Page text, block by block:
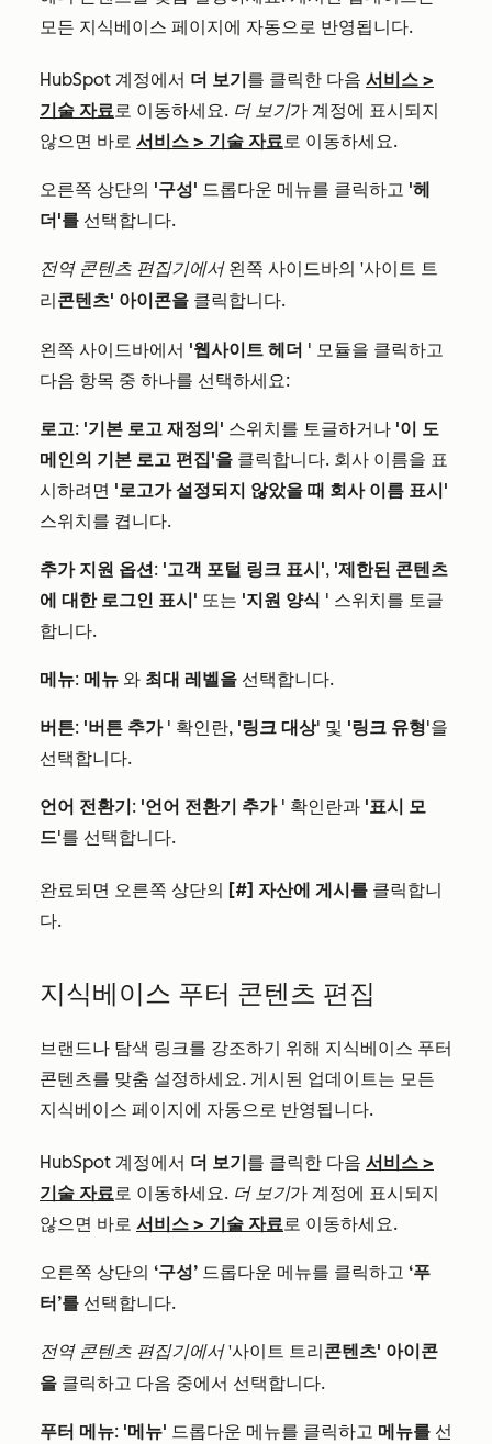
모든 지식베이스 페이지에 자동으로 반영됩니다.
HubSpot 계정에서 더 보기를 클릭한 다음 서비스 >
기술 자료로 이동하세요. 더 보기가 계정에 표시되지
않으면 바로 서비스 > 기술 자료로 이동하세요.
오른쪽 상단의 '구성' 드롭다운 메뉴를 클릭하고 '헤
더'를 선택합니다.
전역 콘텐츠 편집기에서왼쪽 사이드바의 '사이트 트
리 콘텐츠' 아이콘을 클릭합니다.
왼쪽 사이드바에서 '웹사이트 헤더 ' 모듈을 클릭하고
다음 항목 중 하나를 선택하세요:
로고: '기본 로고 재정의' 스위치를 토글하거나 '이 도
메인의 기본 로고 편집'을 클릭합니다. 회사 이름을 표
시하려면 '로고가 설정되지 않았을 때 회사 이름 표시'
스위치를 켭니다.
추가 지원 옵션: '고객 포털 링크 표시', '제한된 콘텐츠
에 대한 로그인 표시' 또는 '지원 양식 ' 스위치를 토글
합니다.
메뉴: 메뉴 와 최대 레벨을 선택합니다.
버튼: '버튼 추가' 확인란, '링크 대상' 및 '링크 유형'을
선택합니다.
언어 전환기: '언어 전환기 추가' 확인란과 '표시 모
드'를 선택합니다.
완료되면 오른쪽 상단의 [#] 자산에 게시를 클릭합니
다.
지식베이스 푸터 콘텐츠 편집
브랜드나 탐색 링크를 강조하기 위해 지식베이스 푸터
콘텐츠를 맞춤 설정하세요. 게시된 업데이트는 모든
지식베이스 페이지에 자동으로 반영됩니다.
HubSpot 계정에서 더 보기를 클릭한 다음 서비스 >
기술 자료로 이동하세요. 더 보기가 계정에 표시되지
않으면 바로 서비스 > 기술 자료로 이동하세요.
오른쪽 상단의 ‘구성’ 드롭다운 메뉴를 클릭하고 ‘푸
터’를 선택합니다.
전역 콘텐츠 편집기에서 '사이트 트리 콘텐츠' 아이콘
을 클릭하고 다음 중에서 선택합니다.
푸터 메뉴: '메뉴' 드롭다운 메뉴를 클릭하고 메뉴를 선